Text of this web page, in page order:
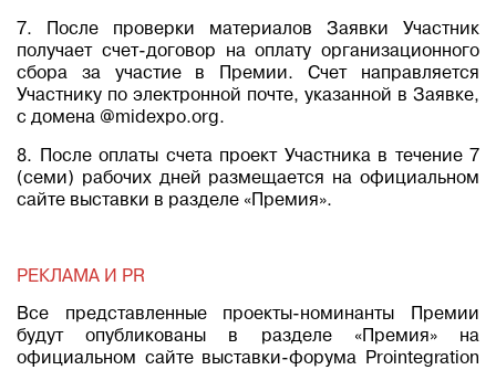
7. После проверки материалов Заявки Участник
получает счет-договор на оплату организационного
сбора за участие в Премии. Счет направляется
Участнику по электронной почте, указанной в Заявке,
c домена @midexpo.org.
8. После оплаты счета проект Участника в течение 7
(семи) рабочих дней размещается на официальном
сайте выставки в разделе «Премия».
РЕКЛАМА И PR
Все представленные проекты-номинанты Премии
будут опубликованы в разделе «Премия» на
официальном сайте выставки-форума Prointegration